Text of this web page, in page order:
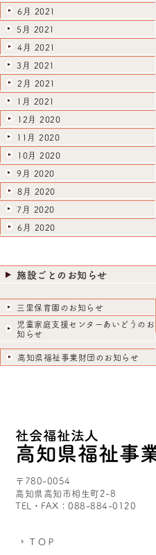
6月 2021
5月 2021
4月 2021
3月 2021
2月 2021
1月 2021
12月 2020
11月 2020
10月 2020
9月 2020
8月 2020
7月 2020
6月 2020
施設ごとのお知らせ
三里保育園のお知らせ
児童家庭支援センターあいどうのお
知らせ
高知県福祉事業財団のお知らせ
〒780-0054
高知県高知市相生町2-8
TEL・FAX：088-884-0120
ＴＯＰ